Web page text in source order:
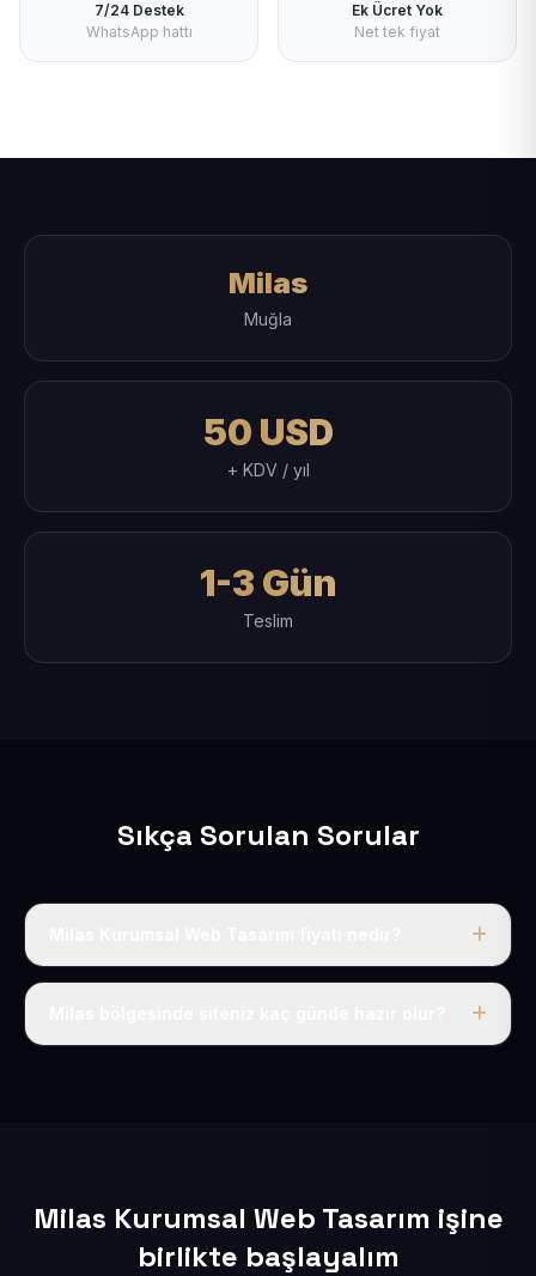
7/24 Destek
WhatsApp hattı
Ek Ücret Yok
Net tek fiyat
Milas
Muğla
50 USD
+ KDV / yıl
1-3 Gün
Teslim
Sıkça Sorulan Sorular
Tek fiyat uygulanır: yıllık 50 USD + KDV. Bu bedele alan
Milas Kurumsal Web Tasarım işine
birlikte başlayalım